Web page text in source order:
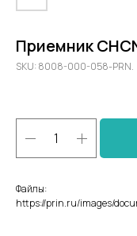
Приемник
SKU: 8008-000-058-PRN.
Файлы:
https://prin.ru/images/